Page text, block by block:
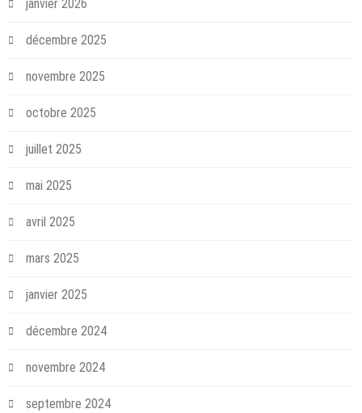
janvier 2026
décembre 2025
novembre 2025
octobre 2025
juillet 2025
mai 2025
avril 2025
mars 2025
janvier 2025
décembre 2024
novembre 2024
septembre 2024